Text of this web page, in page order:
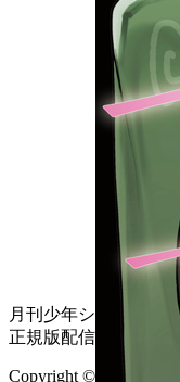
月刊少年シリウス公
正規版配信サイトマ
Copyright © 2008-2026